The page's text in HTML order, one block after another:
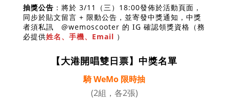
抽獎公告 ：將於 3/11（三）18:00發佈於活動頁面，
同步於貼文留言 + 限動公告，並寄發中獎通知，中獎
者須私訊 @wemoscooter 的 IG 確認領獎資格（務
必提供姓名、手機、Email ）
【大港開唱雙日票】中獎名單
騎 WeMo 限時抽
(2組，各2張)